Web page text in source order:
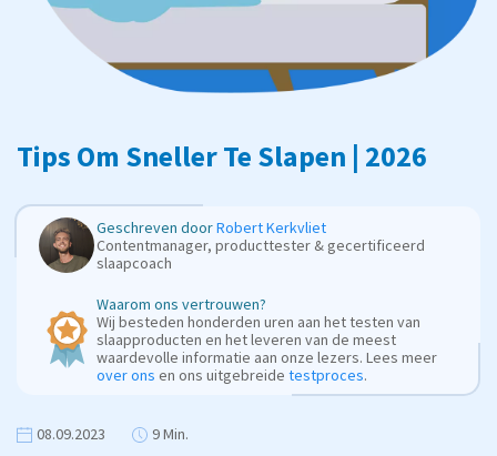
Tips Om Sneller Te Slapen | 2026
Geschreven doorRobert Kerkvliet
Contentmanager, producttester & gecertificeerd
slaapcoach
Waarom ons vertrouwen?
Wij besteden honderden uren aan het testen van
slaapproducten en het leveren van de meest
waardevolle informatie aan onze lezers. Lees meer
over ons en ons uitgebreide testproces.
08.09.2023 9 Min.